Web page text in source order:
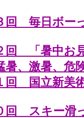
回 毎日ボー
回 「暑中お
暑、激暑、
回 国立新美
回 スキー滑